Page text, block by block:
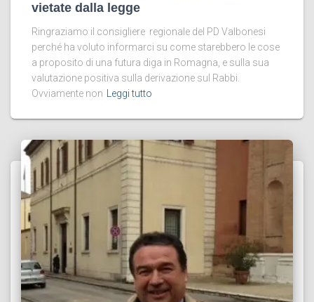
vietate dalla legge
Ringraziamo il consigliere regionale del PD Valbonesi
perché ha voluto informarci su come starebbero le cose
a proposito di una futura diga in Romagna, e sulla sua
valutazione positiva sulla derivazione sul Rabbi.
Ovviamente non
Leggi tutto